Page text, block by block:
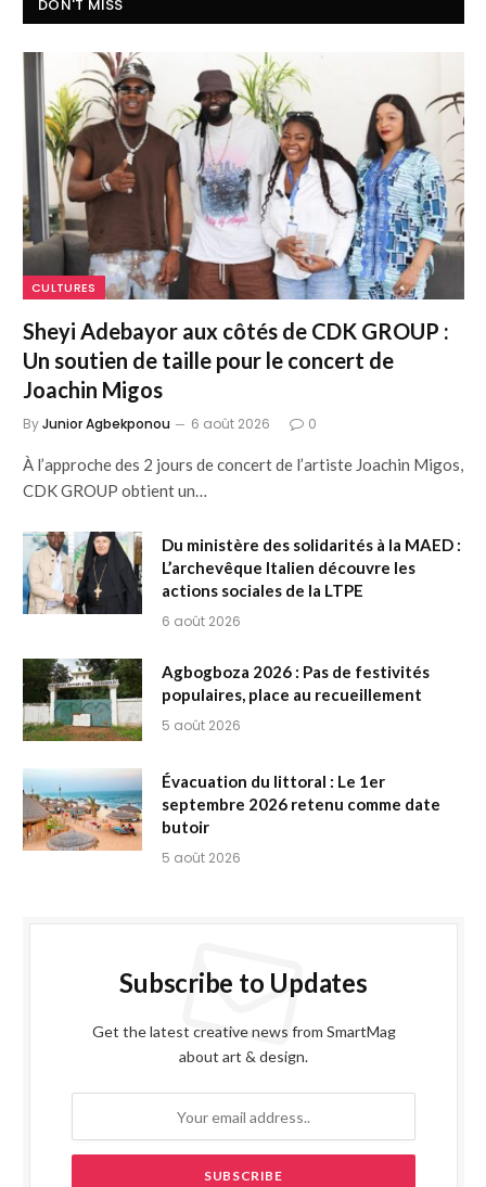
DON'T MISS
CULTURES
Sheyi Adebayor aux côtés de CDK GROUP :
Un soutien de taille pour le concert de
Joachin Migos
ByJunior Agbekponou 6 août 2026 0
À l’approche des 2 jours de concert de l’artiste Joachin Migos,
CDK GROUP obtient un…
Du ministère des solidarités à la MAED :
L’archevêque Italien découvre les
actions sociales de la LTPE
6 août 2026
Agbogboza 2026 : Pas de festivités
populaires, place au recueillement
5 août 2026
Évacuation du littoral : Le 1er
septembre 2026 retenu comme date
butoir
5 août 2026
Subscribe to Updates
Get the latest creative news from SmartMag
about art & design.